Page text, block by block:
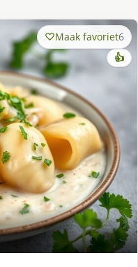
Maak favoriet6
👍